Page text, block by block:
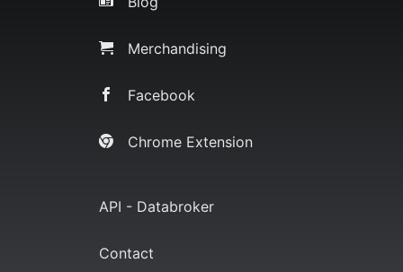
Merchandising
Facebook
Chrome Extension
API - Databroker
Contact